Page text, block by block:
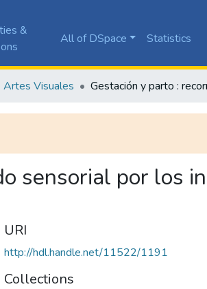
&
All of DSpace Statistics
Artes Visuales
sensorial por los
URI
http://hdl.handle.net/11522/1191
Collections